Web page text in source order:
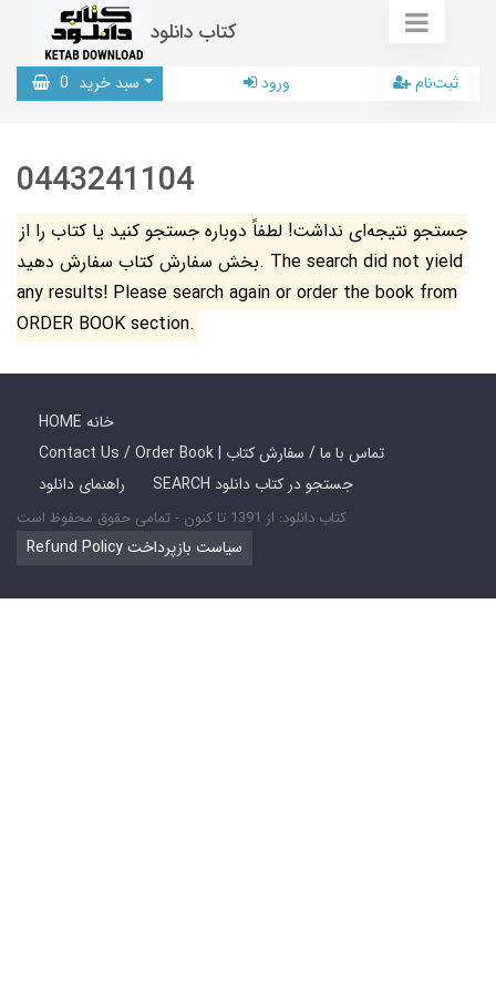
کتاب دانلود
سبد خرید 0 ورود ثبت‌نام
0443241104
جستجو نتیجه‌ای نداشت! لطفاً دوباره جستجو کنید یا کتاب را از
بخش سفارش کتاب سفارش دهید. The search did not yield
any results! Please search again or order the book from
ORDER BOOK section.
HOME خانه
Contact Us / Order Book | تماس با ما / سفارش کتاب
راهنمای دانلود
SEARCH جستجو در کتاب دانلود
کتاب دانلود: از 1391 تا کنون - تمامی حقوق محفوظ است
Refund Policy سیاست بازپرداخت